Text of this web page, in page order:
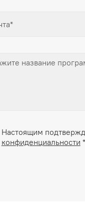
Настоящим
конфиденциальности *